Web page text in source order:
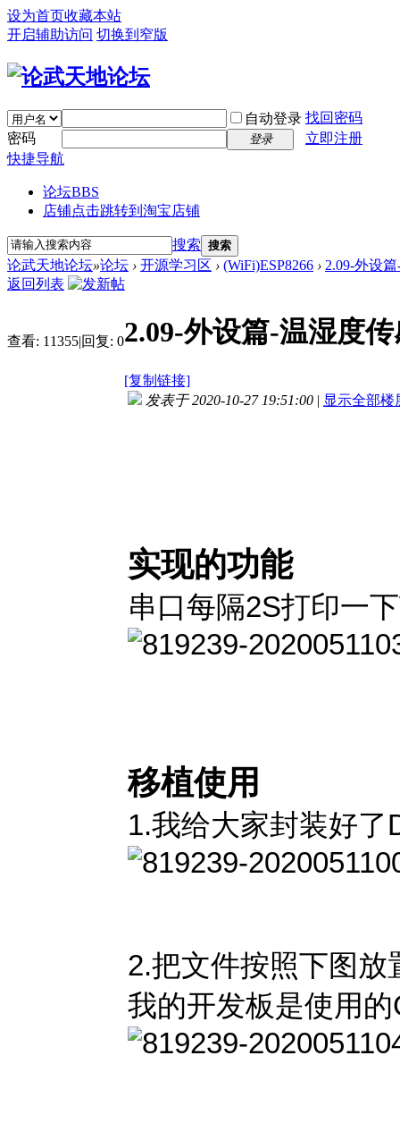
设为首页收藏本站
开启辅助访问 切换到窄版
自动登录 找回密码
密码
登录
立即注册
快捷导航
论坛BBS
店铺点击跳转到淘宝店铺
搜索 搜索
论武天地论坛»论坛 › 开源学习区 › (WiFi)ESP8266 › 2.09-外设
返回列表
查看: 11355|回复: 02.09-外设篇-温湿度
[复制链接]
发表于 2020-10-27 19:51:00 | 显示全部楼
实现的功能
串口每隔2S打印一
移植使用
1.我给大家封装好了
2.把文件按照下图放
我的开发板是使用